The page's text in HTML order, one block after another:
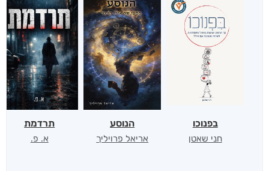
בפנוכו
חני שאטן
הנוסע
אריאל פרויליך
תרדמת
א. פ.